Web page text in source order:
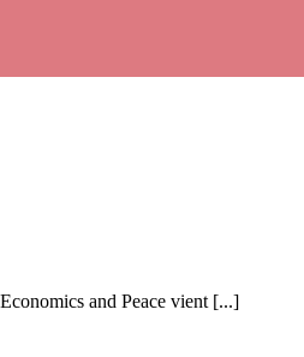
and Peace vient [...]